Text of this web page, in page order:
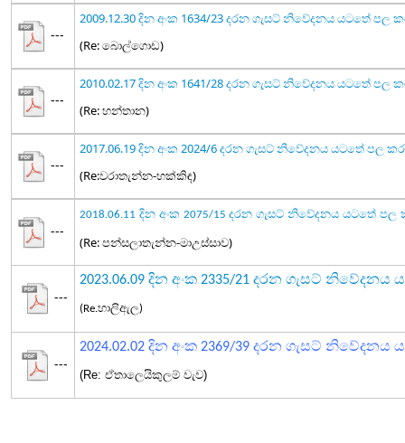
---
2009.12.30 දින අංක 1634/23 දරන ගැසට් නිවේදනය යටතේ පල
(Re: බොල්ගොඩ)
---
2010.02.17 දින අංක 1641/28 දරන ගැසට් නිවේදනය යටතේ පල
(Re: හන්තාන)
---
2017.06.19 දින අංක 2024/6 දරන ගැසට් නිවේදනය යටතේ පල
(Re:වරාතැන්න-හක්කිඳ)
---
2018.06.11 දින අංක 2075/15 දරන ගැසට් නිවේදනය යටතේ පල
(Re: පන්සලාතැන්න-මාඋස්සාව)
---
2023.06.09 දින අංක 2335/21 දරන ගැසට්
(Re.හාලිඇල)
---
2024.02.02 දින අංක 2369/39 දරන ගැසට් නිවේදනය
(Re: ඒතාලෙයිකුලම් වැව)